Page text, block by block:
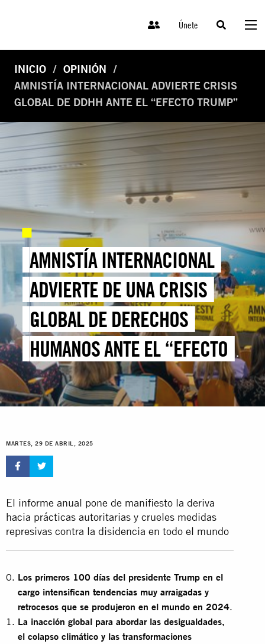
Únete
INICIO
OPINIÓN
AMNISTÍA INTERNACIONAL ADVIERTE CRISIS
GLOBAL DE DDHH ANTE EL “EFECTO TRUMP”
AMNISTÍA INTERNACIONAL
ADVIERTE DE UNA CRISIS
GLOBAL DE DERECHOS
HUMANOS ANTE EL “EFECTO
TRUMP”, QUE ACELERA LAS
TENDENCIAS DESTRUCTIVAS
MARTES, 29 DE ABRIL, 2025
El informe anual pone de manifiesto la deriva
hacia prácticas autoritarias y crueles medidas
represivas contra la disidencia en todo el mundo
Los primeros 100 días del presidente Trump en el
cargo intensifican tendencias muy arraigadas y
retrocesos que se produjeron en el mundo en 2024.
La inacción global para abordar las desigualdades,
el colapso climático y las transformaciones